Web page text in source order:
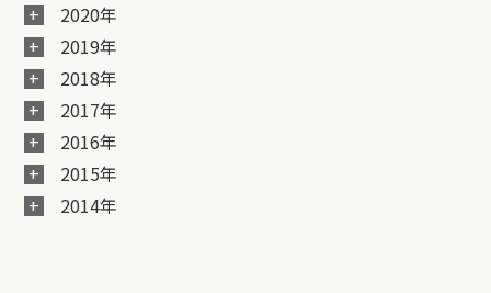
2020年
2019年
2018年
2017年
2016年
2015年
2014年